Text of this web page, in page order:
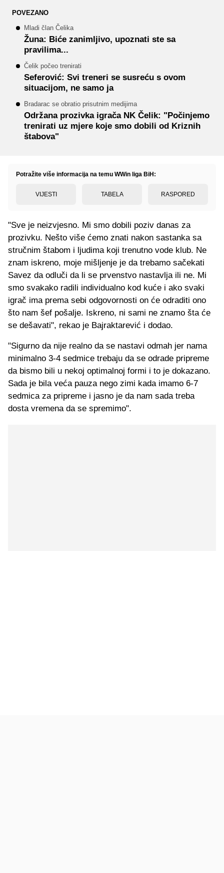
POVEZANO
Mladi član Čelika
Žuna: Biće zanimljivo, upoznati ste sa
pravilima...
Čelik počeo trenirati
Seferović: Svi treneri se susreću s ovom
situacijom, ne samo ja
Bradarac se obratio prisutnim medijima
Održana prozivka igrača NK Čelik: "Počinjemo
trenirati uz mjere koje smo dobili od Kriznih
štabova"
Potražite više informacija na temu WWin liga BiH:
VIJESTI TABELA RASPORED
"Sve je neizvjesno. Mi smo dobili poziv danas za
prozivku. Nešto više ćemo znati nakon sastanka sa
stručnim štabom i ljudima koji trenutno vode klub. Ne
znam iskreno, moje mišljenje je da trebamo sačekati
Savez da odluči da li se prvenstvo nastavlja ili ne. Mi
smo svakako radili individualno kod kuće i ako svaki
igrač ima prema sebi odgovornosti on će odraditi ono
što nam šef pošalje. Iskreno, ni sami ne znamo šta će
se dešavati", rekao je Bajraktarević i dodao.
"Sigurno da nije realno da se nastavi odmah jer nama
minimalno 3-4 sedmice trebaju da se odrade pripreme
da bismo bili u nekoj optimalnoj formi i to je dokazano.
Sada je bila veća pauza nego zimi kada imamo 6-7
sedmica za pripreme i jasno je da nam sada treba
dosta vremena da se spremimo".